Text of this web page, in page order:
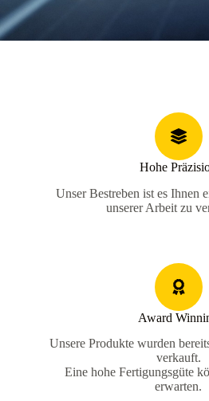
Hohe
Unser Bestreben ist es Ihnen
unserer Arbeit zu
Award
Unsere Produkte wurden
verkauft.
Eine hohe Fertigungsgüte
erwarten.